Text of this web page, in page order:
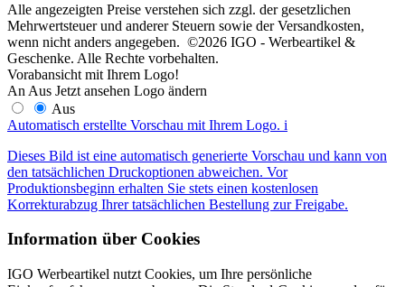
Alle angezeigten Preise verstehen sich zzgl. der gesetzlichen
Mehrwertsteuer und anderer Steuern sowie der Versandkosten,
wenn nicht anders angegeben. ©2026 IGO - Werbeartikel &
Geschenke. Alle Rechte vorbehalten.
Vorabansicht mit Ihrem Logo!
An Aus Jetzt ansehen Logo ändern
Aus
Automatisch erstellte Vorschau mit Ihrem Logo. i
Dieses Bild ist eine automatisch generierte Vorschau und kann von
den tatsächlichen Druckoptionen abweichen. Vor
Produktionsbeginn erhalten Sie stets einen kostenlosen
Korrekturabzug Ihrer tatsächlichen Bestellung zur Freigabe.
Information über Cookies
IGO Werbeartikel nutzt Cookies, um Ihre persönliche